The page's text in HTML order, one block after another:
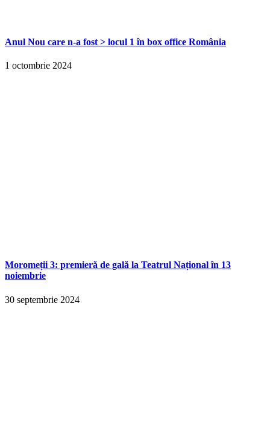
Anul Nou care n-a fost > locul 1 în box office România
1 octombrie 2024
Moromeții 3: premieră de gală la Teatrul Național în 13
noiembrie
30 septembrie 2024